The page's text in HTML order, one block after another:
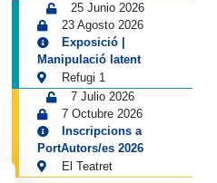
25 Junio 2026
23 Agosto 2026
Exposició |
Manipulació latent
Refugi 1
7 Julio 2026
7 Octubre 2026
Inscripcions a
PortAutors/es 2026
El Teatret